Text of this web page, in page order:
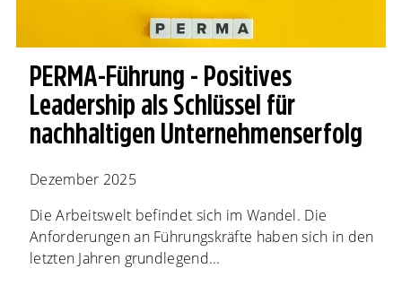
PERMA-Führung - Positives
Leadership als Schlüssel für
nachhaltigen Unternehmenserfolg
Dezember 2025
Die Arbeitswelt befindet sich im Wandel. Die
Anforderungen an Führungskräfte haben sich in den
letzten Jahren grundlegend...